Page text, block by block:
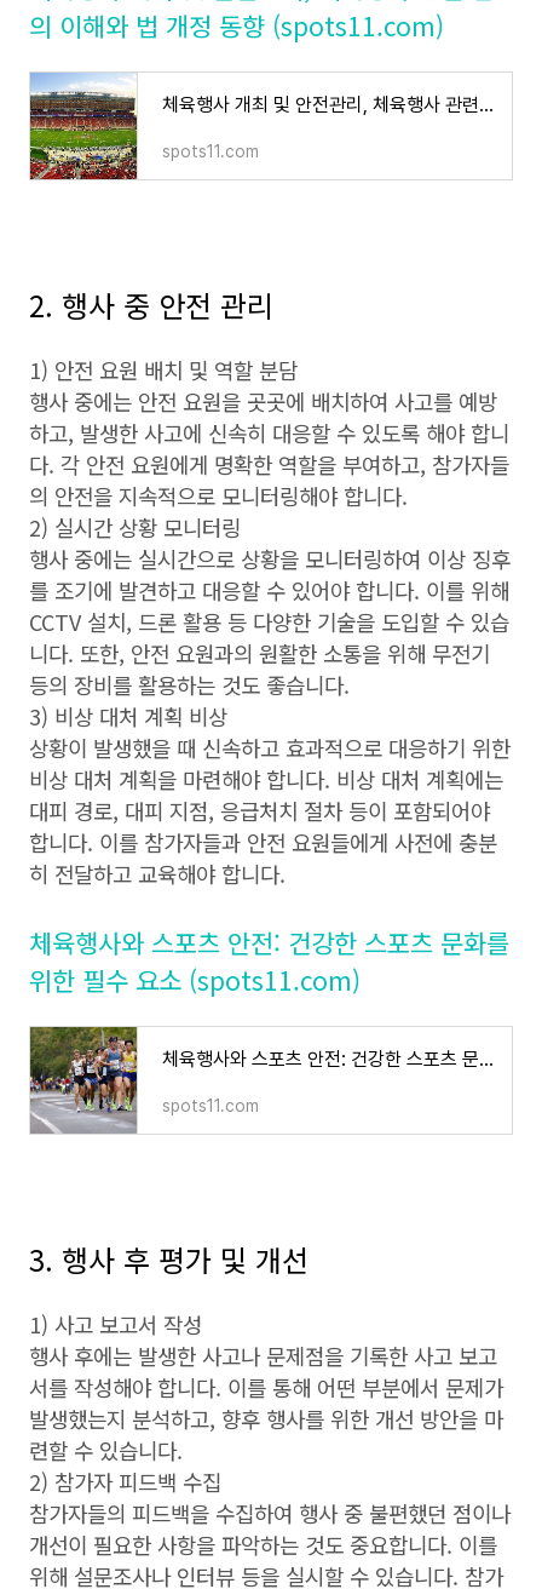
의 이해와 법 개정 동향 (spots11.com)
체육행사 개최 및 안전관리, 체육행사 관련 법의 이해와 법 개정 동향
spots11.com
2. 행사 중 안전 관리
1) 안전 요원 배치 및 역할 분담
행사 중에는 안전 요원을 곳곳에 배치하여 사고를 예방
하고, 발생한 사고에 신속히 대응할 수 있도록 해야 합니
다. 각 안전 요원에게 명확한 역할을 부여하고, 참가자들
의 안전을 지속적으로 모니터링해야 합니다.
2) 실시간 상황 모니터링
행사 중에는 실시간으로 상황을 모니터링하여 이상 징후
를 조기에 발견하고 대응할 수 있어야 합니다. 이를 위해
CCTV 설치, 드론 활용 등 다양한 기술을 도입할 수 있습
니다. 또한, 안전 요원과의 원활한 소통을 위해 무전기
등의 장비를 활용하는 것도 좋습니다.
3) 비상 대처 계획 비상
상황이 발생했을 때 신속하고 효과적으로 대응하기 위한
비상 대처 계획을 마련해야 합니다. 비상 대처 계획에는
대피 경로, 대피 지점, 응급처치 절차 등이 포함되어야
합니다. 이를 참가자들과 안전 요원들에게 사전에 충분
히 전달하고 교육해야 합니다.
체육행사와 스포츠 안전: 건강한 스포츠 문화를
위한 필수 요소 (spots11.com)
체육행사와 스포츠 안전: 건강한 스포츠 문화를 위한 필수 요소
spots11.com
3. 행사 후 평가 및 개선
1) 사고 보고서 작성
행사 후에는 발생한 사고나 문제점을 기록한 사고 보고
서를 작성해야 합니다. 이를 통해 어떤 부분에서 문제가
발생했는지 분석하고, 향후 행사를 위한 개선 방안을 마
련할 수 있습니다.
2) 참가자 피드백 수집
참가자들의 피드백을 수집하여 행사 중 불편했던 점이나
개선이 필요한 사항을 파악하는 것도 중요합니다. 이를
위해 설문조사나 인터뷰 등을 실시할 수 있습니다. 참가